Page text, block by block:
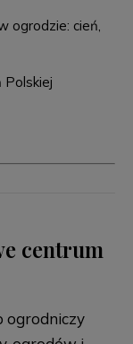
ogrodzie: cień,
Polskiej
centrum
ogrodniczy